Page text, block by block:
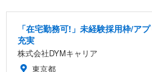
「在宅勤務可!」未経験採用枠/ア
充実
株式会社DYMキャリア
東京都